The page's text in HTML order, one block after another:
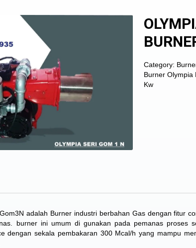
Category:
Burner Olympia
Kw
adalah Burner industri berbahan Gas dengan fitur
burner ini umum di gunakan pada pemanas proses
dengan sekala pembakaran 300 Mcal/h yang mampu